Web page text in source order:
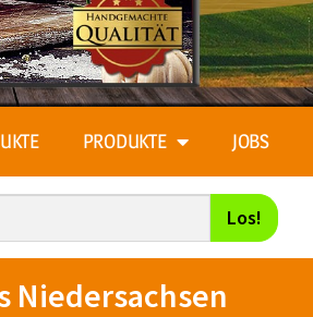
PRODUKTE JOBS
Los!
Niedersachsen